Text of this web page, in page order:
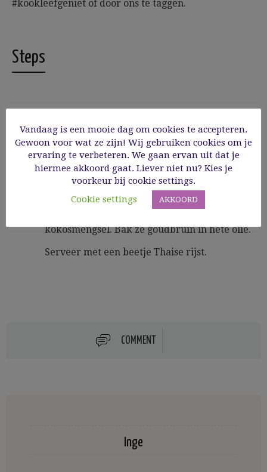
#kookleefgeniet of door ons te taggen.
Steps
1
Schil de aubergine, snijd hem in blokjes en
roerbak samen met de look, het pepertje en
de gember in hete olie tot de aubergine gaar
is. Breng op smaak met sojasaus, zout,
sechuanpeper en enkele druppels sesamolie.
Meng kokos, uitjes en suiker goed onder
elkaar. Paneer de scampi door ze eerst door
kokosmengsel. Bak ze goudbruin in hete olie.
Serveer met een beetje Thaise rijst.
COMMENT
Inge
Vandaag is een mooie dag om cookies te accepteren.
Gewoon voor wat ze zijn! Wij gebruiken cookies om je
ervaring te verbeteren. We gaan ervan uit dat je
hiermee akkoord gaat. Liever niet nu? Kies je
voorkeur bij cookie settings.
Cookie settings
AKKOORD